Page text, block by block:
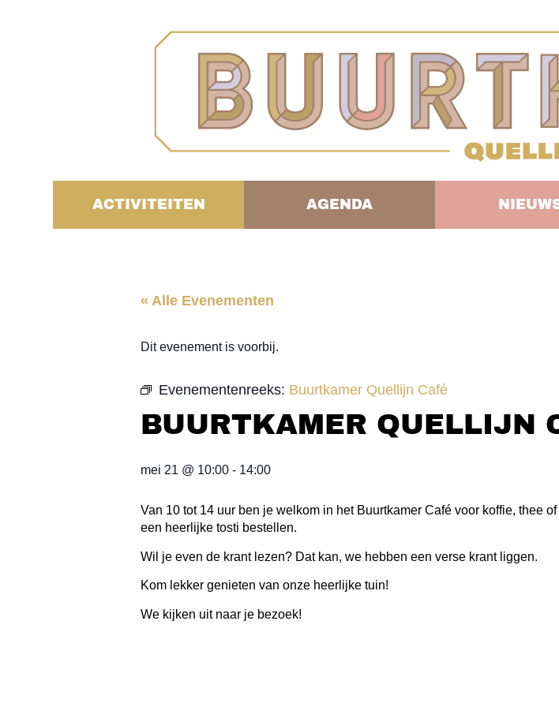
ACTIVITEITEN AGENDA
« Alle Evenementen
Dit evenement is voorbij.
Evenementenreeks: Buurtkamer Quellijn Café
BUURTKAMER QUELLIJN
mei 21 @ 10:00 - 14:00
Van 10 tot 14 uur ben je welkom in het Buurtkamer Café voor koffie, thee
een heerlijke tosti bestellen.
Wil je even de krant lezen? Dat kan, we hebben een verse krant liggen.
Kom lekker genieten van onze heerlijke tuin!
We kijken uit naar je bezoek!